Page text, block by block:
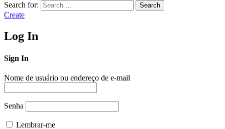
Search for: Search
Create
Log In
Sign In
Nome de usuário ou endereço de e-mail
Senha
Lembrar-me